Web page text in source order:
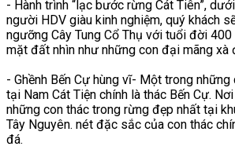
- Hành trình “lạc bước rừng Cát Tiên”,
người HDV giàu kinh nghiệm, quý khách
ngưỡng Cây Tung Cổ Thụ với tuổi đời
mặt đất nhìn như những con đại mãng xà
- Ghềnh Bến Cự hùng vĩ- Một trong
tại Nam Cát Tiện chính là thác Bến Cự.
những con thác trong rừng đẹp nhất tại
Tây Nguyên. nét đặc sắc của con thác
đá.